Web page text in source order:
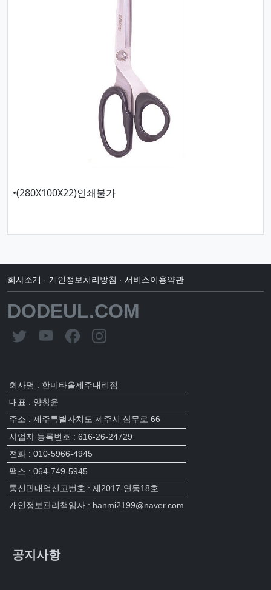
•(280X100X22)인쇄불가
회사소개 · 개인정보처리방침 · 서비스이용약관
DODEUL.COM
회사명 : 한미타올제주대리점
대표 : 양창윤
주소 : 제주특별자치도 제주시 삼무로 66
사업자 등록번호 : 616-26-24729
전화 : 010-5966-4945
팩스 : 064-749-5945
통신판매업신고번호 : 제2017-연동18호
개인정보관리책임자 : hanmi2199@naver.com
공지사항